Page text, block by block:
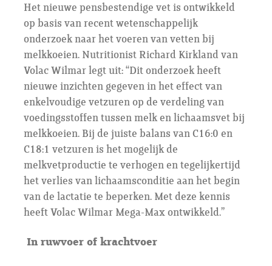
Het nieuwe pensbestendige vet is ontwikkeld
op basis van recent wetenschappelijk
onderzoek naar het voeren van vetten bij
melkkoeien. Nutritionist Richard Kirkland van
Volac Wilmar legt uit: ‘‘Dit onderzoek heeft
nieuwe inzichten gegeven in het effect van
enkelvoudige vetzuren op de verdeling van
voedingsstoffen tussen melk en lichaamsvet bij
melkkoeien. Bij de juiste balans van C16:0 en
C18:1 vetzuren is het mogelijk de
melkvetproductie te verhogen en tegelijkertijd
het verlies van lichaamsconditie aan het begin
van de lactatie te beperken. Met deze kennis
heeft Volac Wilmar Mega-Max ontwikkeld.’’
In ruwvoer of krachtvoer